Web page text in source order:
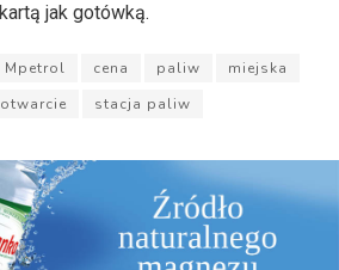
jak gotówką.
Mpetrol cena paliw
miejska
otwarcie stacja paliw